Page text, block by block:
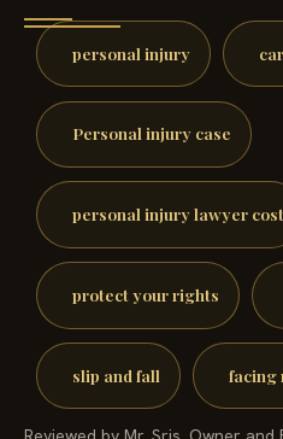
personal injury
Personal injury case
personal injury lawyer cost
protect your rights
slip and fall facing